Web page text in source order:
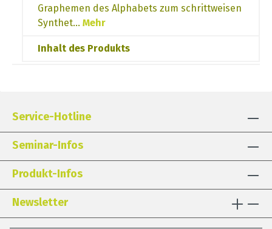
Graphemen des Alphabets zum schrittweisen
Synthet… Mehr
Inhalt des Produkts
Service-Hotline
Seminar-Infos
Produkt-Infos
Newsletter